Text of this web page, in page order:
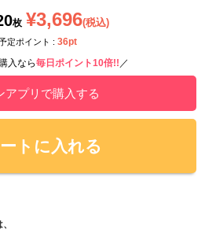
枚 ¥3,696(税込)
定ポイント : 36pt
入なら毎日ポイント10倍!! ／
アプリで購入する
トに入れる